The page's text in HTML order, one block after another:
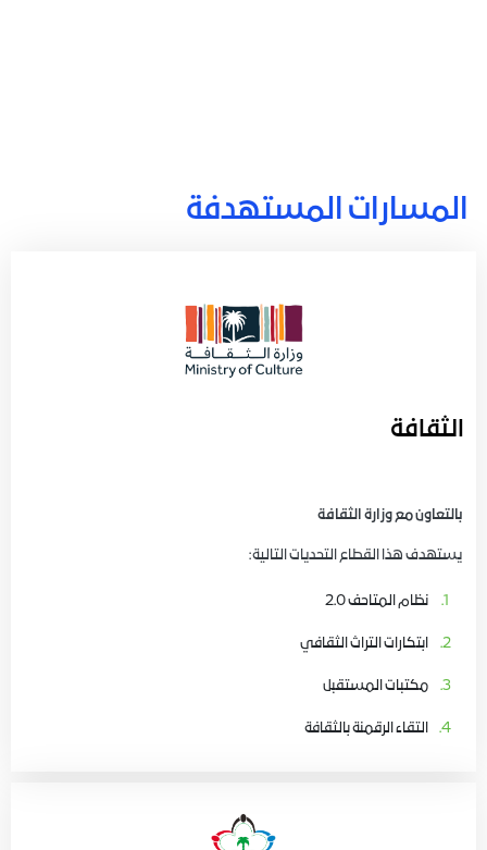
المسارات المستهدفة
الثقافة
بالتعاون مع وزارة الثقافة
يستهدف هذا القطاع التحديات التالية:
نظام المتاحف 2.0
ابتكارات التراث الثقافي
مكتبات المستقبل
التقاء الرقمنة بالثقافة